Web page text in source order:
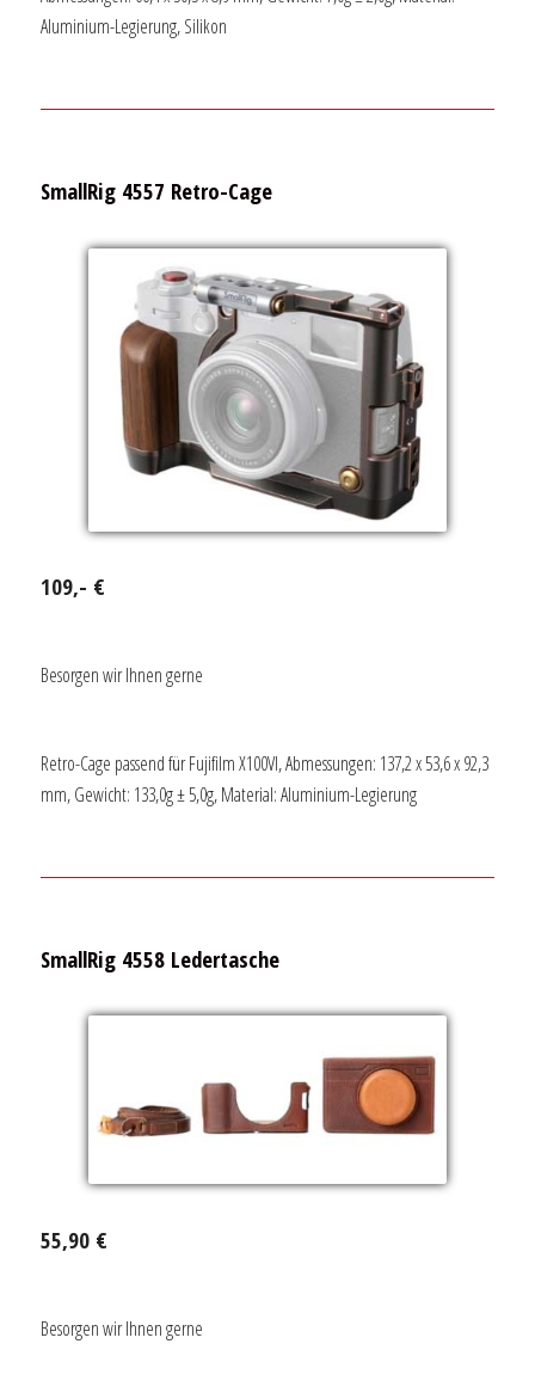
Aluminium-Legierung, Silikon
SmallRig 4557 Retro-Cage
109,- €
Besorgen wir Ihnen gerne
Retro-Cage passend für Fujifilm X100VI, Abmessungen: 137,2 x 53,6 x 92,3
mm, Gewicht: 133,0g ± 5,0g, Material: Aluminium-Legierung
SmallRig 4558 Ledertasche
55,90 €
Besorgen wir Ihnen gerne